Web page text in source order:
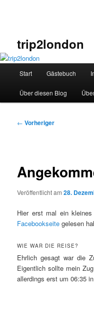
trip2london
Start Gästebuch
Über diesen Blog
Beitragsnavigation
← Vorheriger
Veröffentlicht am28.
Hier erst mal ein
Facebookseite gelesen
WIE WAR DIE REISE?
Ehrlich gesagt war die
Eigentlich sollte mein
allerdings erst um 06:35